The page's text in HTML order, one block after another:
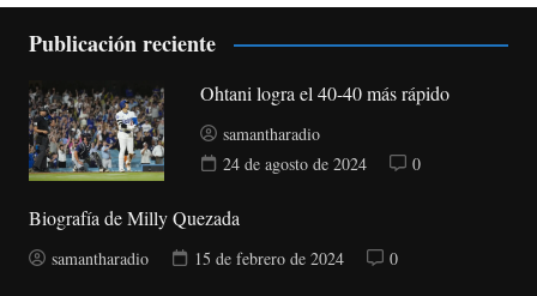
Publicación reciente
Ohtani logra el 40-40 más rápido
samantharadio
24 de agosto de 2024
0
Biografía de Milly Quezada
samantharadio 15 de febrero de 2024 0